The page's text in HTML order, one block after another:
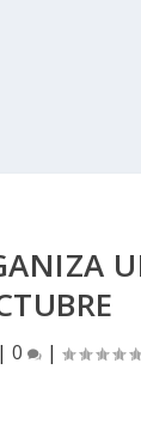
| 0 |